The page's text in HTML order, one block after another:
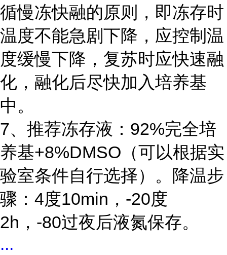
循慢冻快融的原则，即冻存时
温度不能急剧下降，应控制温
度缓慢下降，复苏时应快速融
化，融化后尽快加入培养基
中。
7、推荐冻存液：92%完全培
养基+8%DMSO（可以根据实
验室条件自行选择）。降温步
骤：4度10min，-20度
2h，-80过夜后液氮保存。
...